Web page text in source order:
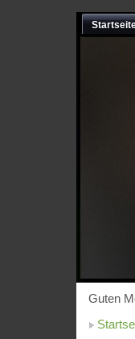
Guten